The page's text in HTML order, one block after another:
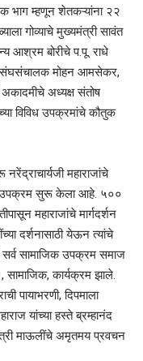
भाग म्हणून शेतकऱ्यांना २२
गोव्याचे मुख्यमंत्री सावंत
आश्रम बोरीचे प.पू. राधे
संघसंचालक मोहन आमसेकर,
अकादमीचे अध्यक्ष संतोष
विविध उपक्रमांचे कौतुक
महाराजांचे
हा उपक्रम सुरू केला आहे. ५००
महाराजांचे मार्गदर्शन
दर्शनासाठी येऊन त्यांचे
सामाजिक उपक्रम समाज
, सामाजिक, कार्यक्रम झाले.
पायाभरणी, दिपमाला
यांच्या हस्ते ब्रम्हानंद
माऊलींचे अमृतमय प्रवचन